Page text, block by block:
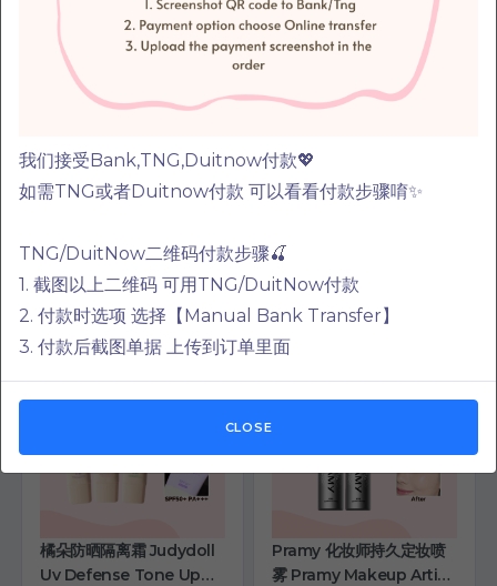
Nai Nai Hard Band 277
False Eyelashes
New
- +
Judydoll 2-Color Gel
Eyeliner Pencil
橘朵防晒隔离霜 Judydoll
Uv Defense Tone Up
Pramy 化妆师持久定妆喷
雾 Pramy Makeup Artist
我们接受Bank,TNG,Duitnow付款💖
如需TNG或者Duitnow付款 可以看看付款步骤唷✨
TNG/DuitNow二维码付款步骤🍒
1. 截图以上二维码 可用TNG/DuitNow付款
2. 付款时选项 选择【Manual Bank Transfer】
3. 付款后截图单据 上传到订单里面
CLOSE